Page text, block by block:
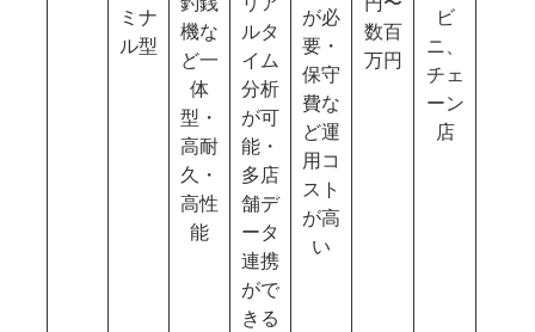
ミナ
ル型
機な
ど一
体
型・
高耐
久・
高性
能
ルタ
イム
分析
が可
能・
多店
舗デ
ータ
連携
がで
きる
が必
要・
保守
費な
ど運
用コ
スト
が高
い
数百
万円
ビ
ニ、
チェ
ーン
店